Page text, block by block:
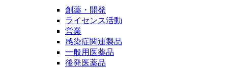
創薬・開発
ライセンス活動
営業
感染症関連製品
一般用医薬品
後発医薬品